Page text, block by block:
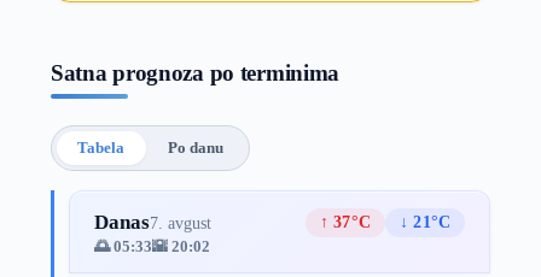
Satna prognoza po terminima
Tabela Po danu
Danas7. avgust ↑ 37°C
↓ 21°C
🌅 05:33🌇 20:02